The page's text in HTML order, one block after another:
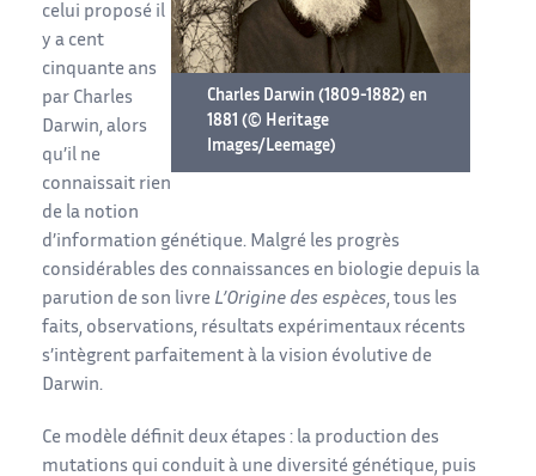
Charles Darwin (1809-1882) en
1881 (© Heritage
Images/Leemage)
celui proposé il
y a cent
cinquante ans
par Charles
Darwin, alors
qu’il ne
connaissait rien
de la notion
d’information génétique. Malgré les progrès
considérables des connaissances en biologie depuis la
parution de son livre L’Origine des espèces, tous les
faits, observations, résultats expérimentaux récents
s’intègrent parfaitement à la vision évolutive de
Darwin.
Ce modèle définit deux étapes : la production des
mutations qui conduit à une diversité génétique, puis